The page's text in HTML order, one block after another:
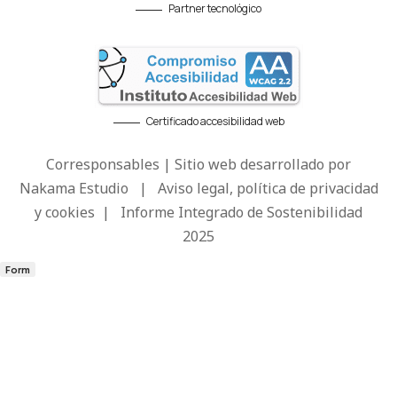
Partner tecnológico
Certificado accesibilidad web
Corresponsables | Sitio web desarrollado por
Nakama Estudio | Aviso legal, política de privacidad
y cookies | Informe Integrado de Sostenibilidad
2025
Form